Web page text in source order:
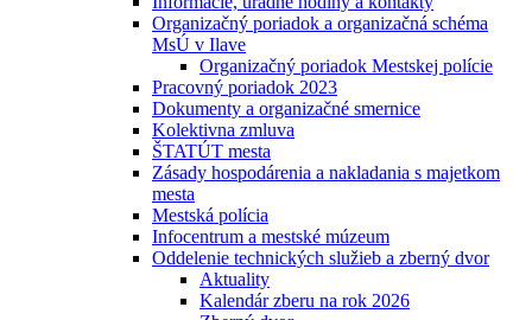
Organizačný poriadok a organizačná schéma
MsÚ v Ilave
Organizačný poriadok Mestskej polície
Pracovný poriadok 2023
Dokumenty a organizačné smernice
Kolektivna zmluva
ŠTATÚT mesta
Zásady hospodárenia a nakladania s majetkom
mesta
Mestská polícia
Infocentrum a mestské múzeum
Oddelenie technických služieb a zberný dvor
Aktuality
Kalendár zberu na rok 2026